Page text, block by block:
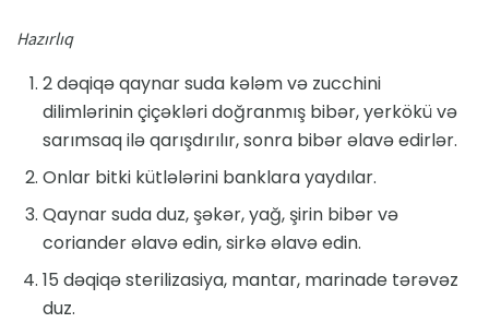
Hazırlıq
2 dəqiqə qaynar suda kələm və zucchini
dilimlərinin çiçəkləri doğranmış bibər, yerkökü və
sarımsaq ilə qarışdırılır, sonra bibər əlavə edirlər.
Onlar bitki kütlələrini banklara yaydılar.
Qaynar suda duz, şəkər, yağ, şirin bibər və
coriander əlavə edin, sirkə əlavə edin.
15 dəqiqə sterilizasiya, mantar, marinade tərəvəz
duz.